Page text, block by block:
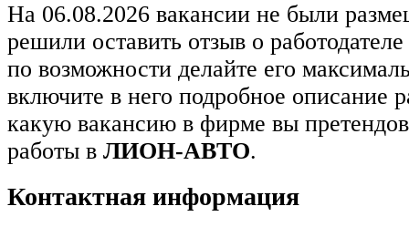
На 06.08.2026 вакансии не были
решили оставить отзыв о работодателе
по возможности делайте его
включите в него подробное описание
какую вакансию в фирме вы
работы в ЛИОН-АВТО.
Контактная информация